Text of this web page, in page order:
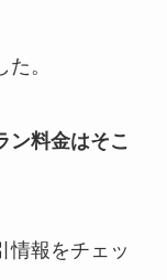
。
ン料金はそこ
情報をチェッ